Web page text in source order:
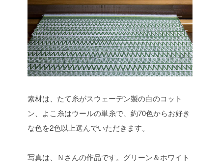
素材は、たて糸がスウェーデン製の白のコット
ン、よこ糸はウールの単糸で、約70色からお好き
な色を2色以上選んでいただきます。
写真は、Ｎさんの作品です。グリーン＆ホワイト